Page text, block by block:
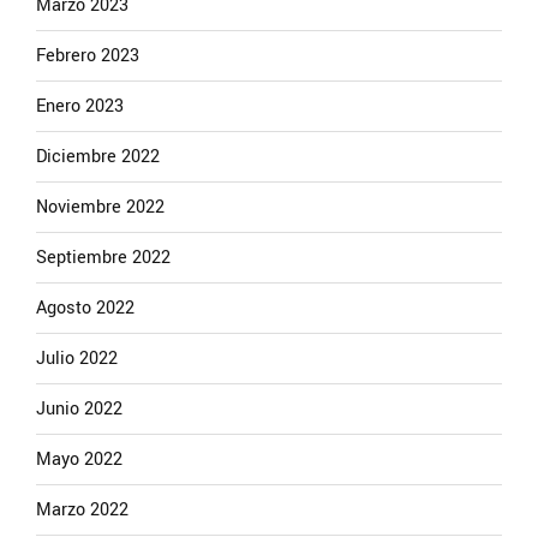
Marzo 2023
Febrero 2023
Enero 2023
Diciembre 2022
Noviembre 2022
Septiembre 2022
Agosto 2022
Julio 2022
Junio 2022
Mayo 2022
Marzo 2022